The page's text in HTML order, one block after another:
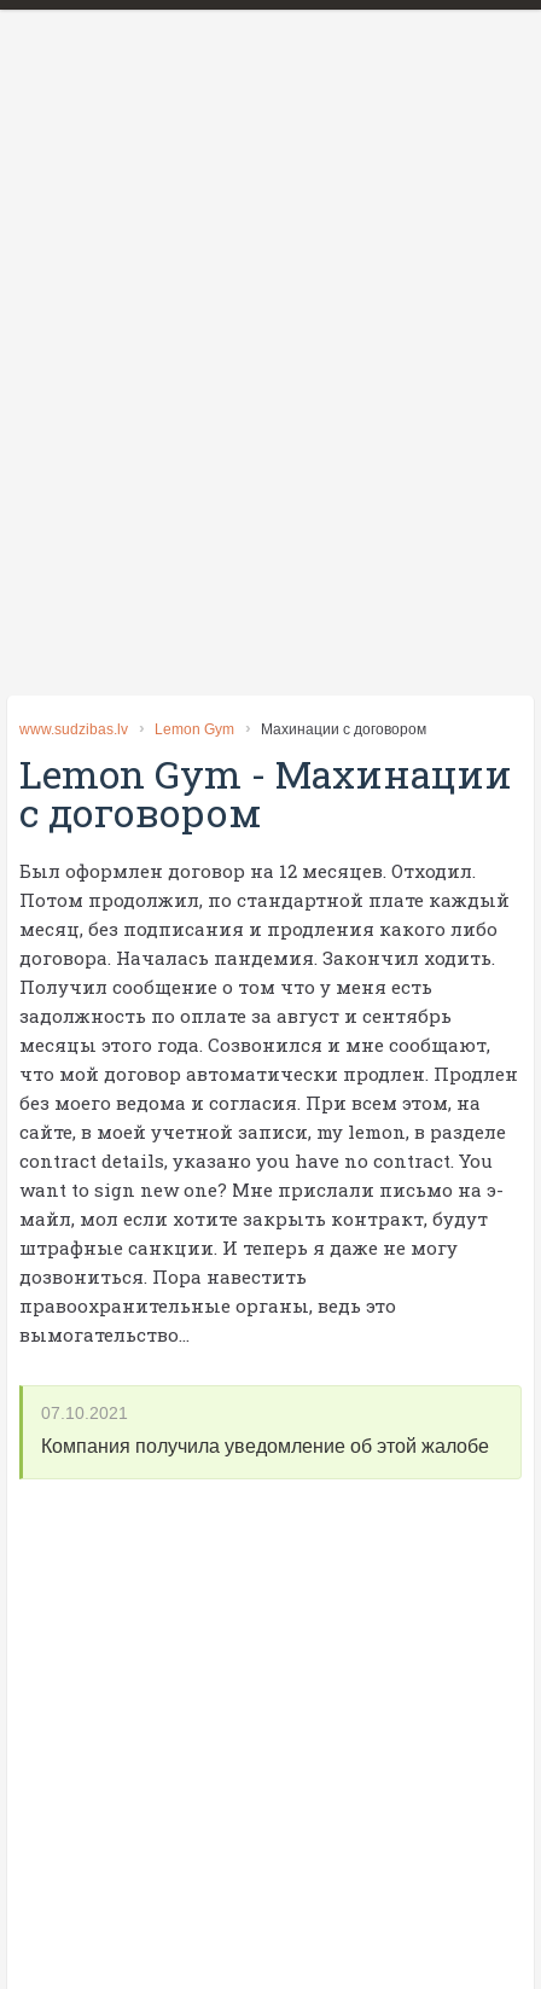
www.sudzibas.lv Lemon Gym Махинации с договором
Lemon Gym - Махинации
с договором
Был оформлен договор на 12 месяцев. Отходил.
Потом продолжил, по стандартной плате каждый
месяц, без подписания и продления какого либо
договора. Началась пандемия. Закончил ходить.
Получил сообщение о том что у меня есть
задолжность по оплате за август и сентябрь
месяцы этого года. Созвонился и мне сообщают,
что мой договор автоматически продлен. Продлен
без моего ведома и согласия. При всем этом, на
сайте, в моей учетной записи, my lemon, в разделе
contract details, указано you have no contract. You
want to sign new one? Мне прислали письмо на э-
майл, мол если хотите закрыть контракт, будут
штрафные санкции. И теперь я даже не могу
дозвониться. Пора навестить
правоохранительные органы, ведь это
вымогательство...
07.10.2021
Компания получила уведомление об этой жалобе